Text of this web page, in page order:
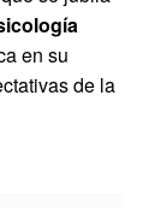
en su
de la